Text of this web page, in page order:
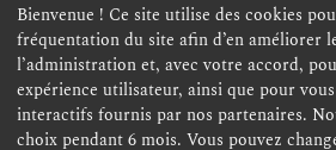
ESPACE PERSONNEL OFFRES
TÉLÉSERVICES PLAN DU SITE
ACCESSIBILITÉ POLITIQUE DE
MENTIONS LÉGALES
Bienvenue ! Ce site utilise des cookies
fréquentation du site afin d’en améliorer
l’administration et, avec votre accord,
expérience utilisateur, ainsi que pour
interactifs fournis par nos partenaires.
choix pendant 6 mois. Vous pouvez